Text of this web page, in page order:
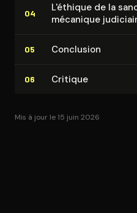
04
L'éthique de la
mécanique
05 Conclusion
06 Critique
Mis à jour le 15 juin 2026